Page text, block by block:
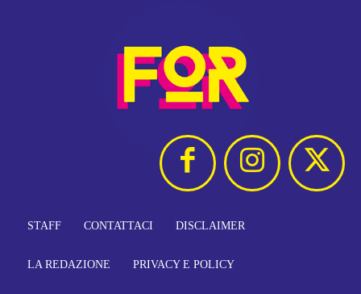
STAFF CONTATTACI DISCLAIMER
LA REDAZIONE PRIVACY E POLICY